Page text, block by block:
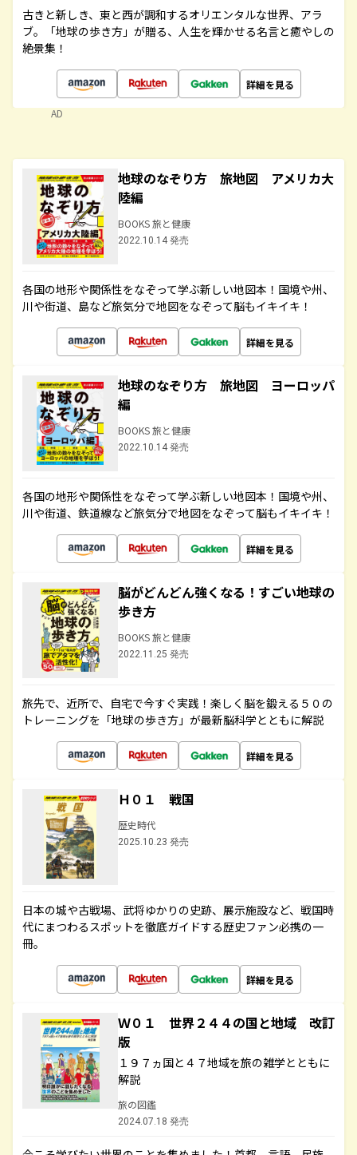
古きと新しき、東と西が調和するオリエンタルな世界、アラ
ブ。「地球の歩き方」が贈る、人生を輝かせる名言と癒やしの
絶景集！
詳細を見る
AD
地球のなぞり方 旅地図 アメリカ大
陸編
BOOKS 旅と健康
2022.10.14 発売
各国の地形や関係性をなぞって学ぶ新しい地図本！国境や州、
川や街道、島など旅気分で地図をなぞって脳もイキイキ！
詳細を見る
地球のなぞり方 旅地図 ヨーロッパ
編
BOOKS 旅と健康
2022.10.14 発売
各国の地形や関係性をなぞって学ぶ新しい地図本！国境や州、
川や街道、鉄道線など旅気分で地図をなぞって脳もイキイキ！
詳細を見る
脳がどんどん強くなる！すごい地球の
歩き方
BOOKS 旅と健康
2022.11.25 発売
旅先で、近所で、自宅で今すぐ実践！楽しく脳を鍛える５０の
トレーニングを「地球の歩き方」が最新脳科学とともに解説
詳細を見る
Ｈ０１ 戦国
歴史時代
2025.10.23 発売
日本の城や古戦場、武将ゆかりの史跡、展示施設など、戦国時
代にまつわるスポットを徹底ガイドする歴史ファン必携の一
冊。
詳細を見る
Ｗ０１ 世界２４４の国と地域 改訂
版
１９７ヵ国と４７地域を旅の雑学とともに
解説
旅の図鑑
2024.07.18 発売